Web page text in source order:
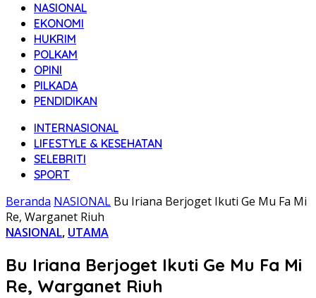
NASIONAL
EKONOMI
HUKRIM
POLKAM
OPINI
PILKADA
PENDIDIKAN
INTERNASIONAL
LIFESTYLE & KESEHATAN
SELEBRITI
SPORT
Beranda NASIONAL Bu Iriana Berjoget Ikuti Ge Mu Fa Mi
Re, Warganet Riuh
NASIONAL, UTAMA
Bu Iriana Berjoget Ikuti Ge Mu Fa Mi
Re, Warganet Riuh